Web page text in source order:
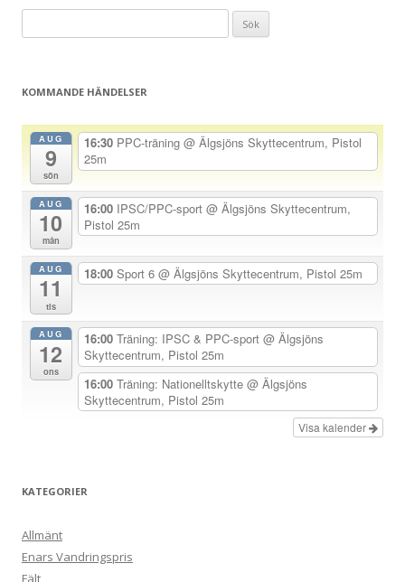
n
e
efter:
KOMMANDE HÄNDELSER
AUG
9
sön
16:30 PPC-träning @ Älgsjöns Skyttecentrum, Pistol
25m
AUG
10
mån
16:00 IPSC/PPC-sport @ Älgsjöns Skyttecentrum,
Pistol 25m
AUG
11
tis
18:00 Sport 6 @ Älgsjöns Skyttecentrum, Pistol 25m
AUG
12
ons
16:00 Träning: IPSC & PPC-sport @ Älgsjöns
Skyttecentrum, Pistol 25m
16:00 Träning: Nationelltskytte @ Älgsjöns
Skyttecentrum, Pistol 25m
Visa kalender
KATEGORIER
Allmänt
Enars Vandringspris
Fält